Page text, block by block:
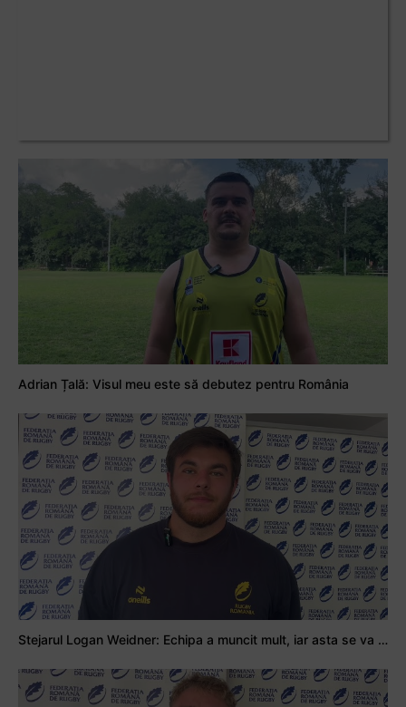
Adrian Țală: Visul meu este să debutez pentru România
Stejarul Logan Weidner: Echipa a muncit mult, iar asta se va vedea în meciurile de la Nations Cup